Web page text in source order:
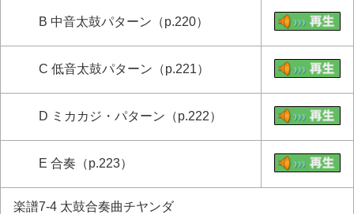
B 中音太鼓パターン（p.220）
C 低音太鼓パターン（p.221）
D ミカカジ・パターン（p.222）
E 合奏（p.223）
楽譜7-4 太鼓合奏曲チヤンダ